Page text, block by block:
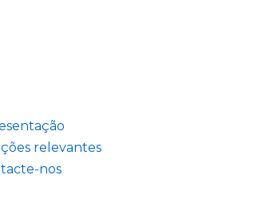
relevantes
nos